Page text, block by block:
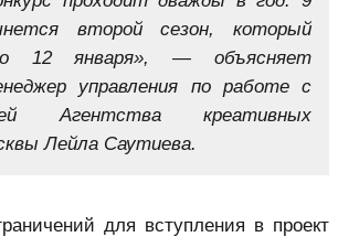
второй сезон, который
12 января», — объясняет
управления по работе с
Агентства креативных
Лейла Саутиева.
для вступления в проект